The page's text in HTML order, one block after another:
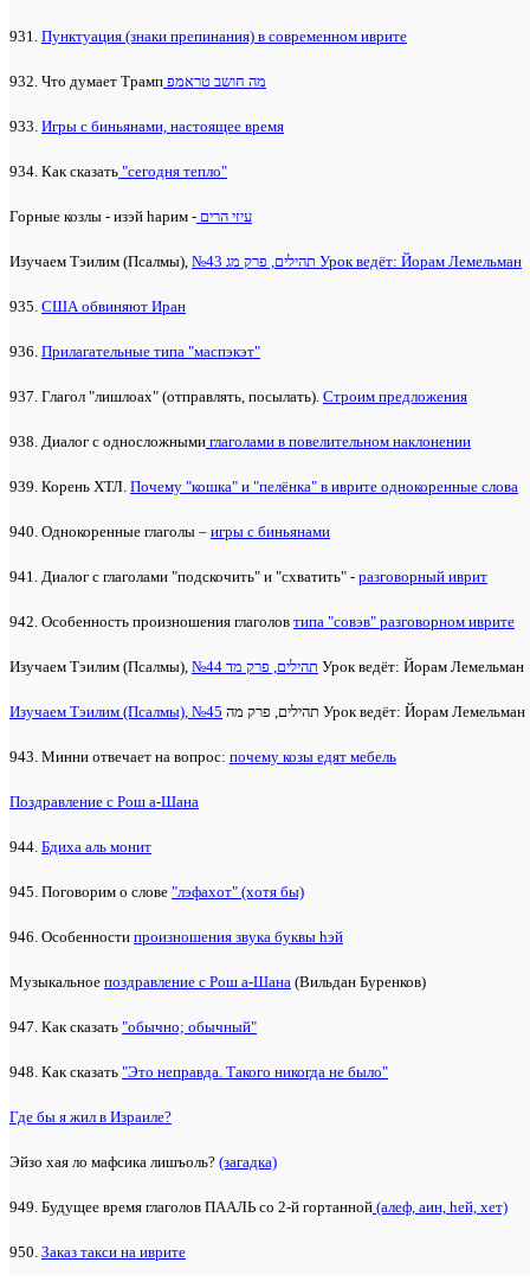
931. Пунктуация (знаки препинания) в современном иврите
932. Что думает Трамп מה חושב טראמפ
933. Игры с биньянами, настоящее время
934. Как сказать "сегодня тепло"
Горные козлы - изэй hарим - עיזי הרים
Изучаем Тэилим (Псалмы), №43 תהילים, פרק מג Урок ведёт: Йорам Лемельман
935. США обвиняют Иран
936. Прилагательные типа "маспэкэт"
937. Глагол "лишлоах" (отправлять, посылать). Строим предложения
938. Диалог с односложными глаголами в повелительном наклонении
939. Корень ХТЛ. Почему "кошка" и "пелёнка" в иврите однокоренные слова
940. Однокоренные глаголы – игры с биньянами
941. Диалог с глаголами "подскочить" и "схватить" - разговорный иврит
942. Особенность произношения глаголов типа "совэв" разговорном иврите
Изучаем Тэилим (Псалмы), №44 תהילים, פרק מד Урок ведёт: Йорам Лемельман
Изучаем Тэилим (Псалмы), №45 תהילים, פרק מה Урок ведёт: Йорам Лемельман
943. Минни отвечает на вопрос: почему козы едят мебель
Поздравление с Рош а-Шана
944. Бдиха аль монит
945. Поговорим о слове "лэфахот" (хотя бы)
946. Особенности произношения звука буквы hэй
Музыкальное поздравление с Рош а-Шана (Вильдан Буренков)
947. Как сказать "обычно; обычный"
948. Как сказать "Это неправда. Такого никогда не было"
Где бы я жил в Израиле?
Эйзо хая ло мафсика лишъоль? (загадка)
949. Будущее время глаголов ПААЛЬ со 2-й гортанной (алеф, аин, hей, хет)
950. Заказ такси на иврите